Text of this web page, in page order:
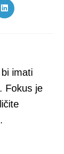
Opens
in
imati
Fokus je